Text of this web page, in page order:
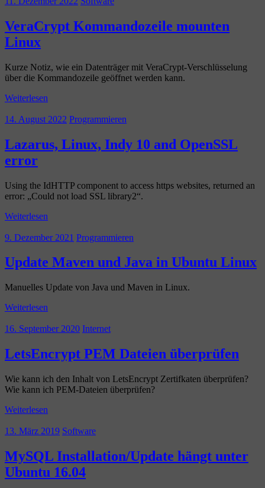
VeraCrypt Kommandozeile mounten
Linux
Kurze Notiz, wie ein Datenträger mit VeraCrypt-Verschlüsselung
über die Kommandozeile geöffnet werden kann.
Weiterlesen
14. August 2022 Programmieren
Lazarus, Linux, Indy 10 and OpenSSL
error
Using the IdHTTP component to access https websites, returned an
error: „Could not load SSL library2“.
Weiterlesen
9. Dezember 2021 Programmieren
Update Maven und Java in Ubuntu Linux
Manuelles Update von Java und Maven in Linux.
Weiterlesen
16. September 2020 Internet
LetsEncrypt PEM Dateien überprüfen
Wie kann ich den Inhalt von LetsEncrypt Zertifkaten überprüfen?
Wie kann ich PEM-Dateien überprüfen?
Weiterlesen
13. März 2019 Software
MySQL Installation/Update hängt unter
Ubuntu 16.04